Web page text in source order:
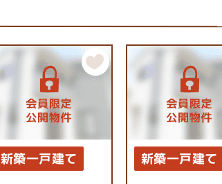
新築一戸建て 新築一戸建て